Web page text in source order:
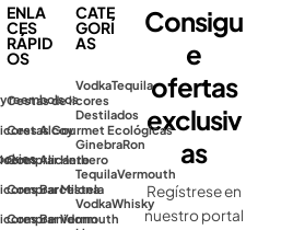
reembolsos
Alcoy
Alicante
Barcelona
Benidorm
ENLA
CES
RÁPID
OS
Cestas de licores
Cestas Gourmet Ecológicas
Comprar Herbero
Comprar Mistela
Comprar Vermouth
CATE
GORÍ
AS
VodkaTequila
Destilados
GinebraRon
TequilaVermouth
VodkaWhisky
Consigu
e
ofertas
exclusiv
as
Regístrese en
nuestro portal